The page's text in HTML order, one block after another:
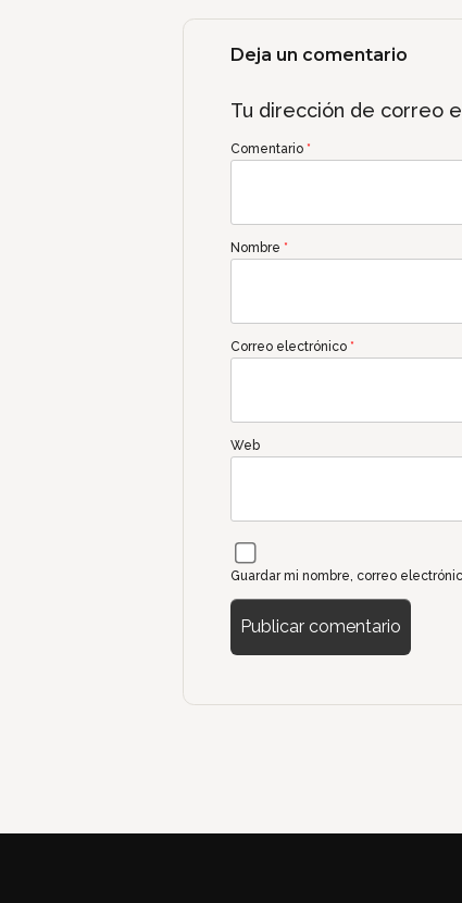
Deja un comentario
Tu dirección de correo
Comentario *
Nombre *
Correo electrónico *
Web
Guardar mi nombre, correo